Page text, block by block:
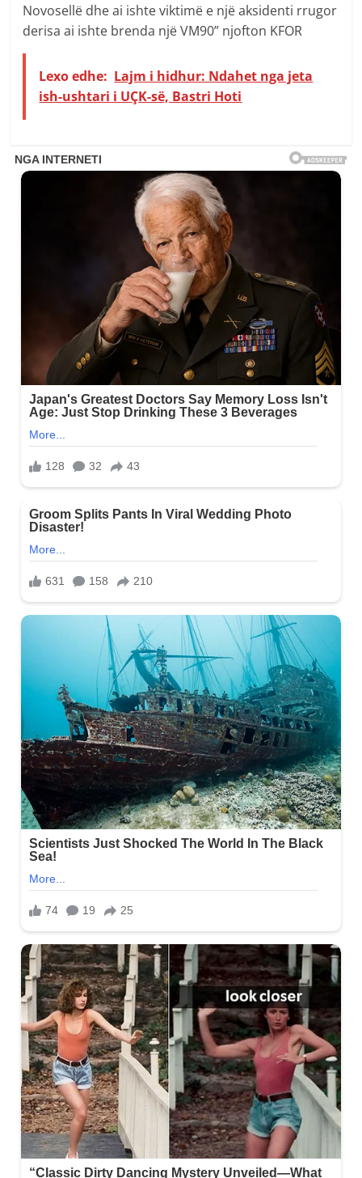
Novosellë dhe ai ishte viktimë e një aksidenti rrugor
derisa ai ishte brenda një VM90” njofton KFOR
Lexo edhe: Lajm i hidhur: Ndahet nga jeta
ish-ushtari i UÇK-së, Bastri Hoti